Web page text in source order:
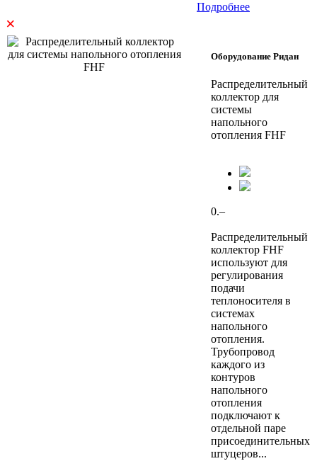
Подробнее
×
Оборудование Ридан
Распределительный
коллектор для
системы
напольного
отопления FHF
0.–
Распределительный
коллектор FHF
используют для
регулирования
подачи
теплоносителя в
системах
напольного
отопления.
Трубопровод
каждого из
контуров
напольного
отопления
подключают к
отдельной паре
присоединительных
штуцеров...